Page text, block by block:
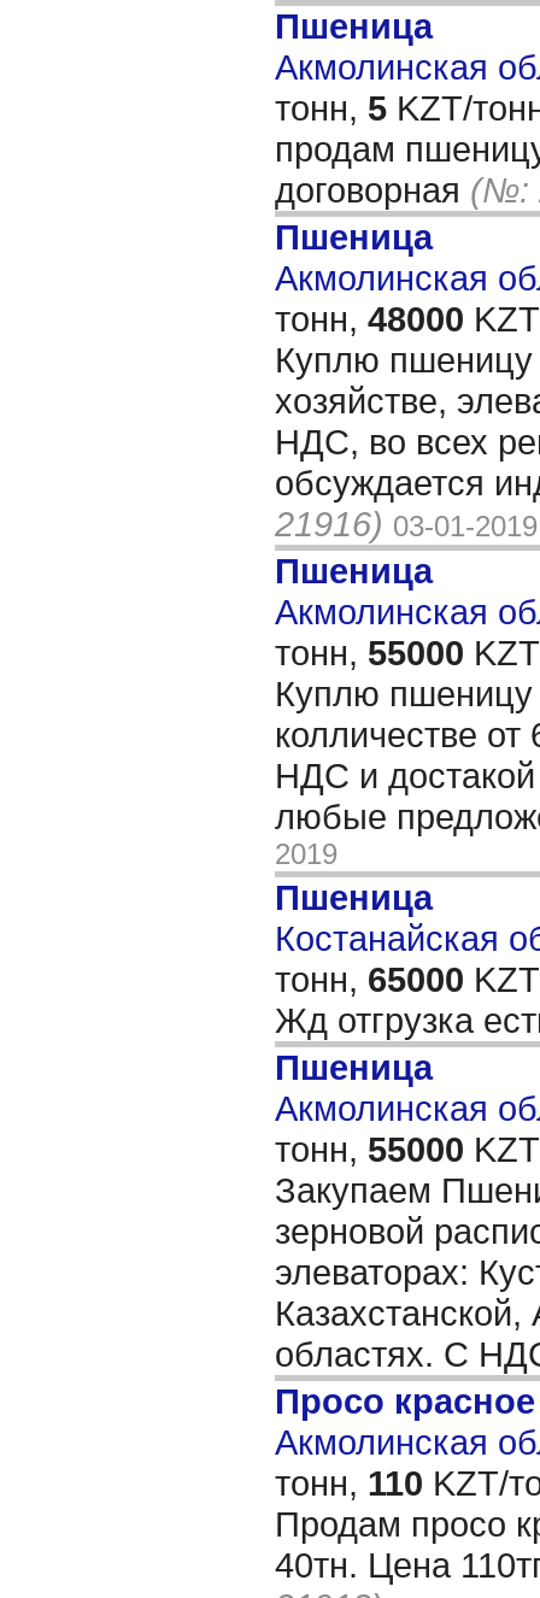
Пшеница
Акмолинская
тонн, 5 KZT/
продам
договорная (№:
Пшеница
Акмолинская
тонн, 48000
Куплю пшеницу
хозяйстве,
НДС, во всех
обсуждается
21916) 03-01-2019
Пшеница
Акмолинская
тонн, 55000
Куплю пшеницу
колличестве
НДС и достакой
любые
2019
Пшеница
Костанайская
тонн, 65000
Жд отгрузка
Пшеница
Акмолинская
тонн, 55000
Закупаем
зерновой
элеваторах:
областях. С
Просо красное
Акмолинская
тонн, 110 KZT/
Продам просо
40тн. Цена